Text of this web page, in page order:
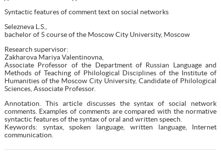
Syntactic features of comment text on social networks
Selezneva L.S.,
bachelor of 5 course of the Moscow City University, Moscow
Research supervisor:
Zakharova Mariya Valentinovna,
Associate Professor of the Department of Russian Language and
Methods of Teaching of Philological Disciplines of the Institute of
Humanities of the Moscow City University, Candidate of Philological
Sciences, Associate Professor.
Annotation. This article discusses the syntax of social network
comments. Examples of comments are compared with the normative
syntactic features of the syntax of oral and written speech.
Keywords: syntax, spoken language, written language, Internet
communication.